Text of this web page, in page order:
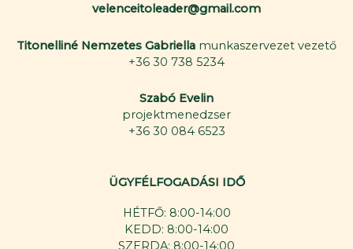
velenceitoleader@gmail.com
Titonelliné Nemzetes Gabriella munkaszervezet vezető
+36 30 738 5234
Szabó Evelin
projektmenedzser
+36 30 084 6523
ÜGYFÉLFOGADÁSI IDŐ
HÉTFŐ: 8:00-14:00
KEDD: 8:00-14:00
SZERDA: 8:00-14:00